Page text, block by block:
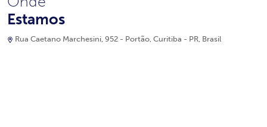
Estamos
Rua Caetano Marchesini, 952 - Portão, Curitiba - PR, Brasil